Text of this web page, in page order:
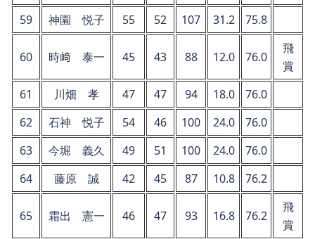
59 神園 悦子 55 52 107 31.2 75.8
60 時﨑 泰一 45 43 88 12.0 76.0
飛
賞
61
川畑 孝 47 47 94 18.0
76.0
62
石神 悦子 54 46 100 24.0
76.0
63
今堀 義久 49 51 100 24.0
76.0
64
藤原 誠 42 45 87 10.8 76.2
65 霜出 憲一 46 47 93 16.8 76.2
飛
賞